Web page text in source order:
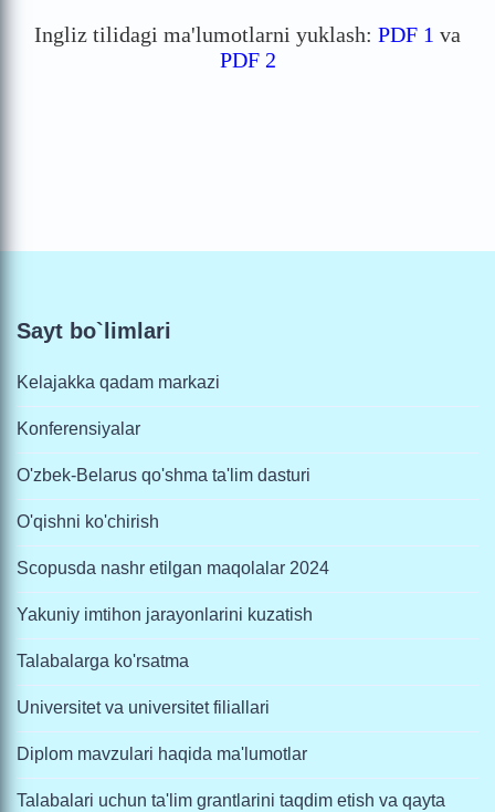
Ingliz tilidagi ma'lumotlarni yuklash: PDF 1 va
PDF 2
Sayt bo`limlari
Kelajakka qadam markazi
Konferensiyalar
O'zbek-Belarus qo'shma ta'lim dasturi
O'qishni ko'chirish
Scopusda nashr etilgan maqolalar 2024
Yakuniy imtihon jarayonlarini kuzatish
Talabalarga ko'rsatma
Universitet va universitet filiallari
Diplom mavzulari haqida ma'lumotlar
Talabalari uchun ta'lim grantlarini taqdim etish va qayta